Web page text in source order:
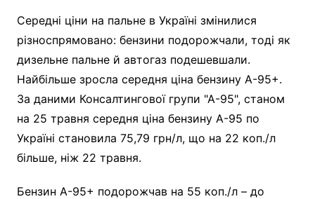
Середні ціни на пальне в Україні змінилися
різноспрямовано: бензини подорожчали, тоді як
дизельне пальне й автогаз подешевшали.
Найбільше зросла середня ціна бензину А-95+.
За даними Консалтингової групи "А-95", станом
на 25 травня середня ціна бензину А-95 по
Україні становила 75,79 грн/л, що на 22 коп./л
більше, ніж 22 травня.
Бензин А-95+ подорожчав на 55 коп./л – до